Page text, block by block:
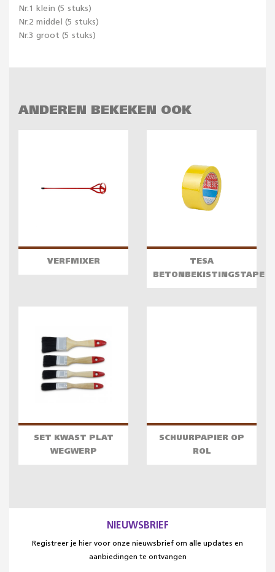
Nr.1 klein (5 stuks)
Nr.2 middel (5 stuks)
Nr.3 groot (5 stuks)
ANDEREN BEKEKEN OOK
VERFMIXER
TESA
BETONBEKISTINGSTAPE
SET KWAST PLAT
WEGWERP
SCHUURPAPIER OP
ROL
NIEUWSBRIEF
Registreer je hier voor onze nieuwsbrief om alle updates en
aanbiedingen te ontvangen